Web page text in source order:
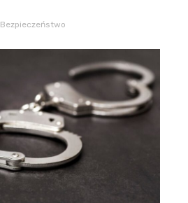
Bezpieczeństwo